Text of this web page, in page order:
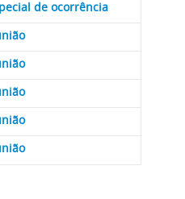
de ocorrência